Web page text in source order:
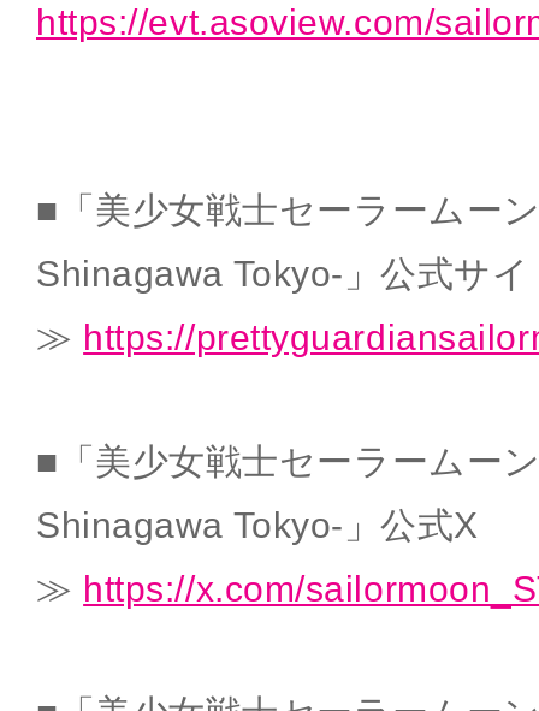
https://evt.asoview.com/
■「美少女戦士セーラームー
Shinagawa Tokyo-」公式サイ
≫ https://
■「美少女戦士セーラームー
Shinagawa Tokyo-」公式X
≫ https://x.com/